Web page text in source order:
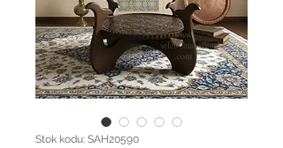
Stok kodu: SAH20590